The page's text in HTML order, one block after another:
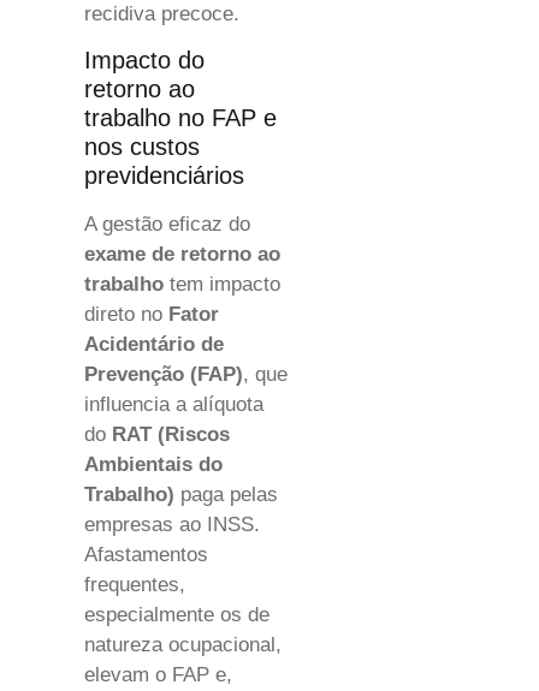
recidiva precoce.
Impacto do
retorno ao
trabalho no FAP e
nos custos
previdenciários
A gestão eficaz do
exame de retorno ao
trabalho tem impacto
direto no Fator
Acidentário de
Prevenção (FAP), que
influencia a alíquota
do RAT (Riscos
Ambientais do
Trabalho) paga pelas
empresas ao INSS.
Afastamentos
frequentes,
especialmente os de
natureza ocupacional,
elevam o FAP e,